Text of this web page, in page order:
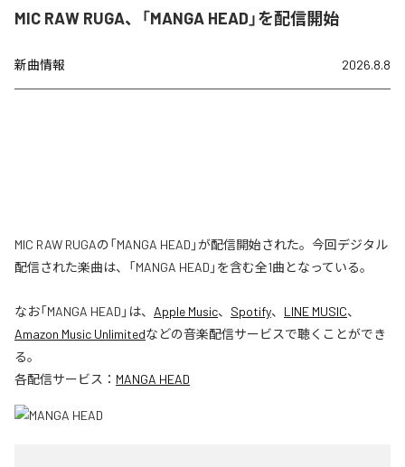
MIC RAW RUGA、「MANGA HEAD」を配信開始
新曲情報 2026.8.8
MIC RAW RUGAの「MANGA HEAD」が配信開始された。今回デジタル
配信された楽曲は、「MANGA HEAD」を含む全1曲となっている。
なお「MANGA HEAD 」は、 Apple Music、 Spotify、 LINE MUSIC、
Amazon Music Unlimitedなどの音楽配信サービスで聴くことができ
る。
各配信サービス： MANGA HEAD